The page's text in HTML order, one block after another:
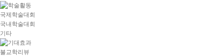
국제학술대회
국내학술대회
기타
불교학리뷰